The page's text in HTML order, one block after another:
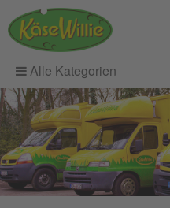
Alle Kategorien